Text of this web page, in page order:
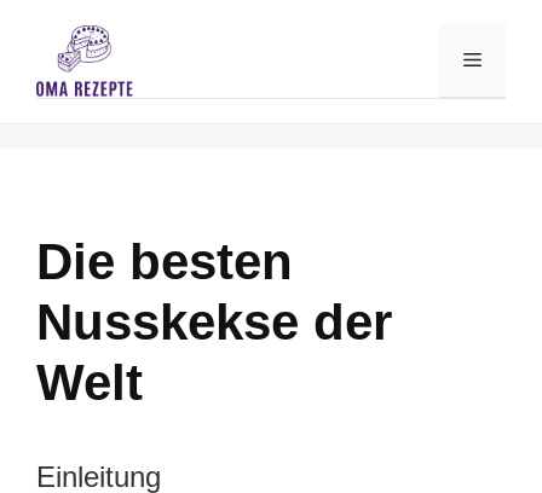
content
Menu
Die besten
Nusskekse der
Welt
Einleitung